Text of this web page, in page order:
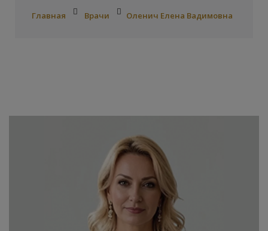
Главная Врачи Оленич Елена Вадимовна